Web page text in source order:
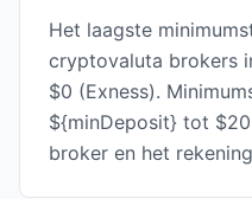
Het laagste
cryptovaluta brokers
$0 (Exness).
${minDeposit} tot
broker en het